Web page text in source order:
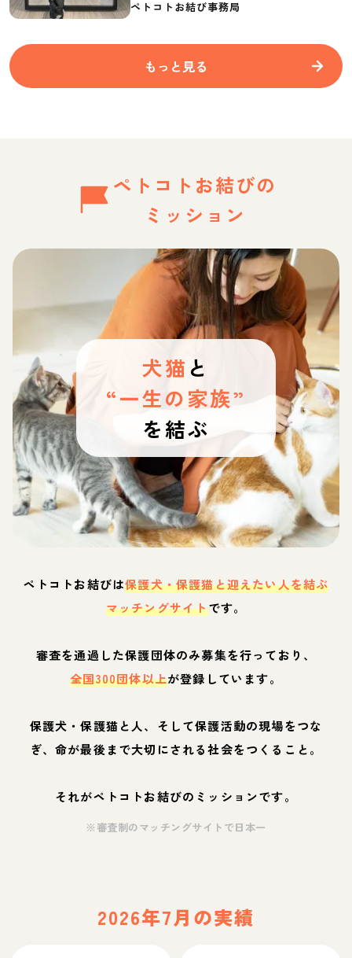
ペトコトお結び事務局
もっと見る
ペトコトお結びの
ミッション
犬猫 と
“一生の家族”
を結ぶ
ペトコトお結びは保護犬・保護猫と迎えたい人を結ぶ
マッチングサイトです。
審査を通過した保護団体のみ募集を行っており、
全国300団体以上が登録しています。
保護犬・保護猫と人、そして保護活動の現場をつな
ぎ、命が最後まで大切にされる社会をつくること。
それがペトコトお結びのミッションです。
※審査制のマッチングサイトで日本一
2026年7月の実績